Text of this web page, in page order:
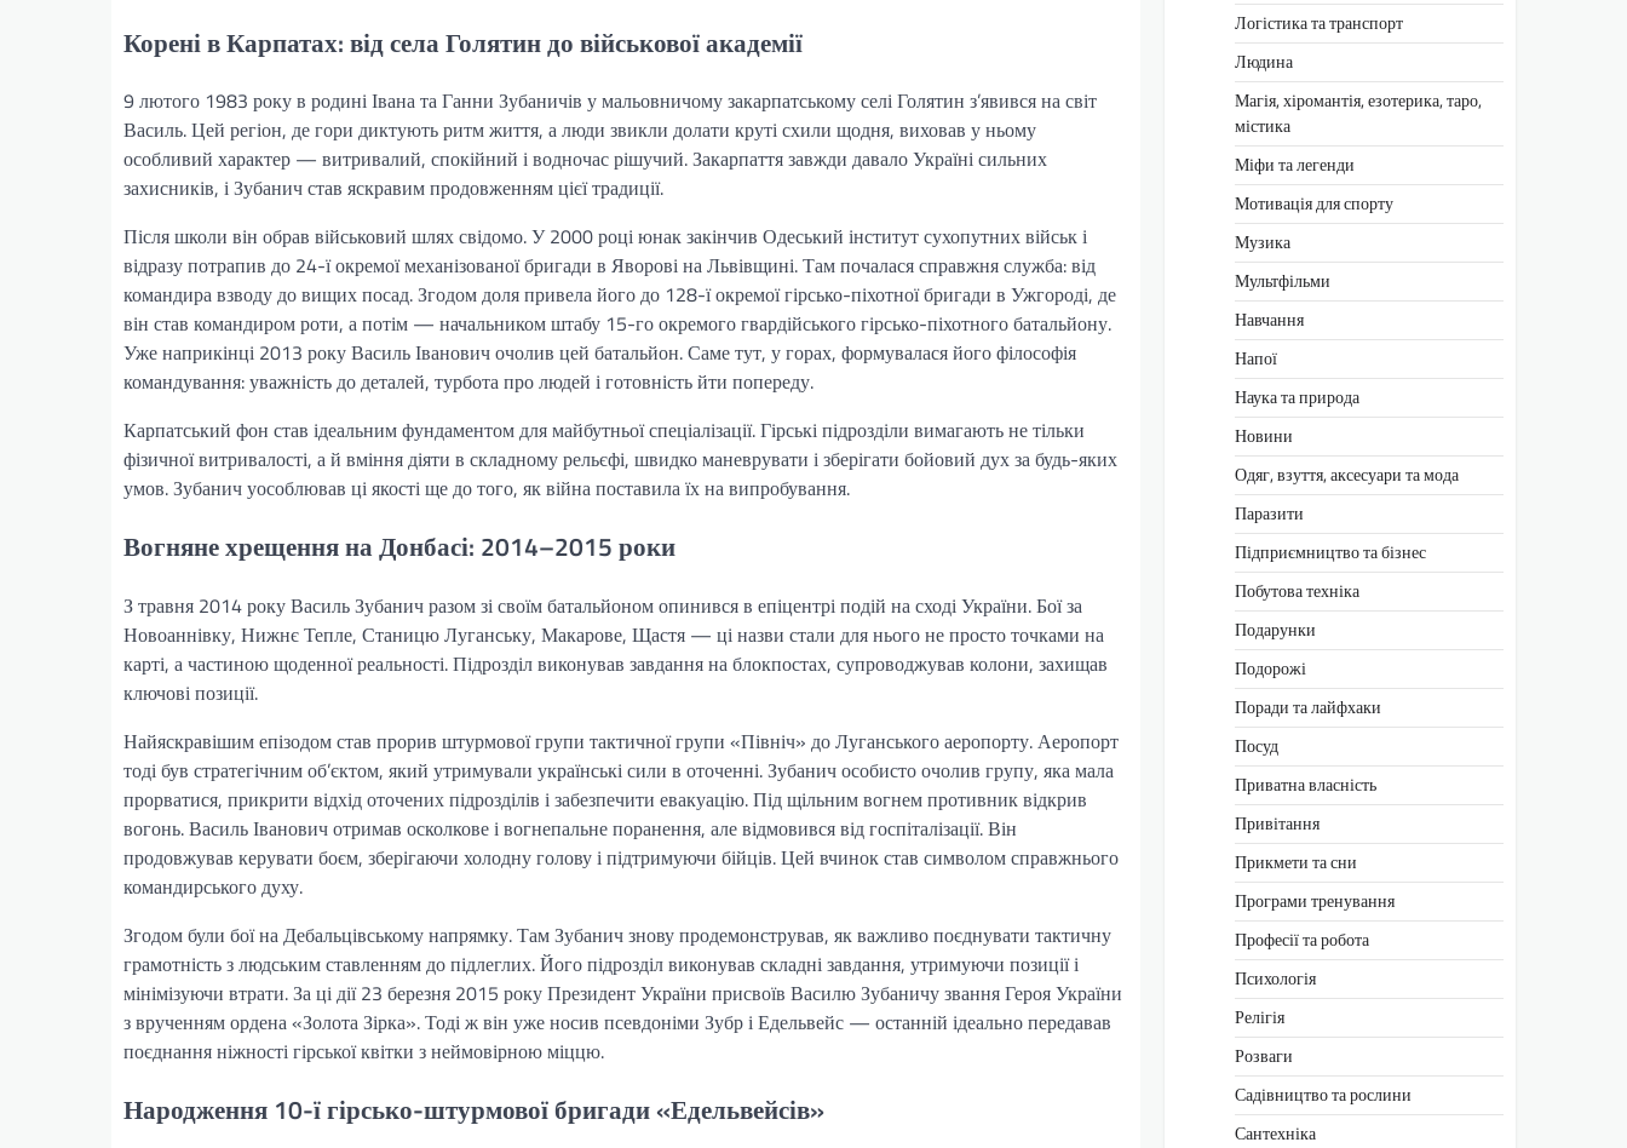
Корені в Карпатах: від села Голятин до військової академії
9 лютого 1983 року в родині Івана та Ганни Зубаничів у мальовничому закарпатському селі Голятин з’явився на світ
Василь. Цей регіон, де гори диктують ритм життя, а люди звикли долати круті схили щодня, виховав у ньому
особливий характер — витривалий, спокійний і водночас рішучий. Закарпаття завжди давало Україні сильних
захисників, і Зубанич став яскравим продовженням цієї традиції.
Після школи він обрав військовий шлях свідомо. У 2000 році юнак закінчив Одеський інститут сухопутних військ і
відразу потрапив до 24-ї окремої механізованої бригади в Яворові на Львівщині. Там почалася справжня служба: від
командира взводу до вищих посад. Згодом доля привела його до 128-ї окремої гірсько-піхотної бригади в Ужгороді, де
він став командиром роти, а потім — начальником штабу 15-го окремого гвардійського гірсько-піхотного батальйону.
Уже наприкінці 2013 року Василь Іванович очолив цей батальйон. Саме тут, у горах, формувалася його філософія
командування: уважність до деталей, турбота про людей і готовність йти попереду.
Карпатський фон став ідеальним фундаментом для майбутньої спеціалізації. Гірські підрозділи вимагають не тільки
фізичної витривалості, а й вміння діяти в складному рельєфі, швидко маневрувати і зберігати бойовий дух за будь-яких
умов. Зубанич уособлював ці якості ще до того, як війна поставила їх на випробування.
Вогняне хрещення на Донбасі: 2014–2015 роки
З травня 2014 року Василь Зубанич разом зі своїм батальйоном опинився в епіцентрі подій на сході України. Бої за
Новоаннівку, Нижнє Тепле, Станицю Луганську, Макарове, Щастя — ці назви стали для нього не просто точками на
карті, а частиною щоденної реальності. Підрозділ виконував завдання на блокпостах, супроводжував колони, захищав
ключові позиції.
Найяскравішим епізодом став прорив штурмової групи тактичної групи «Північ» до Луганського аеропорту. Аеропорт
тоді був стратегічним об’єктом, який утримували українські сили в оточенні. Зубанич особисто очолив групу, яка мала
прорватися, прикрити відхід оточених підрозділів і забезпечити евакуацію. Під щільним вогнем противник відкрив
вогонь. Василь Іванович отримав осколкове і вогнепальне поранення, але відмовився від госпіталізації. Він
продовжував керувати боєм, зберігаючи холодну голову і підтримуючи бійців. Цей вчинок став символом справжнього
командирського духу.
Згодом були бої на Дебальцівському напрямку. Там Зубанич знову продемонстрував, як важливо поєднувати тактичну
грамотність з людським ставленням до підлеглих. Його підрозділ виконував складні завдання, утримуючи позиції і
мінімізуючи втрати. За ці дії 23 березня 2015 року Президент України присвоїв Василю Зубаничу звання Героя України
з врученням ордена «Золота Зірка». Тоді ж він уже носив псевдоніми Зубр і Едельвейс — останній ідеально передавав
поєднання ніжності гірської квітки з неймовірною міццю.
Народження 10-ї гірсько-штурмової бригади «Едельвейсів»
Логістика та транспорт
Людина
Магія, хіромантія, езотерика, таро,
містика
Міфи та легенди
Мотивація для спорту
Музика
Мультфільми
Навчання
Напої
Наука та природа
Новини
Одяг, взуття, аксесуари та мода
Паразити
Підприємництво та бізнес
Побутова техніка
Подарунки
Подорожі
Поради та лайфхаки
Посуд
Приватна власність
Привітання
Прикмети та сни
Програми тренування
Професії та робота
Психологія
Релігія
Розваги
Садівництво та рослини
Сантехніка